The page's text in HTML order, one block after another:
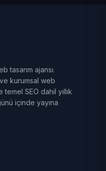
tasarım ajansı.
kurumsal web
temel SEO dahil yıllık
içinde yayına